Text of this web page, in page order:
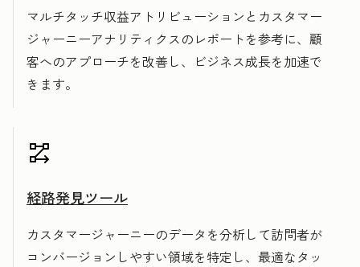
マルチタッチ収益アトリビューションとカスタマー
ジャーニーアナリティクスのレポートを参考に、顧
客へのアプローチを改善し、ビジネス成長を加速で
きます。
経路発見ツール
カスタマージャーニーのデータを分析して訪問者が
コンバージョンしやすい領域を特定し、最適なタッ